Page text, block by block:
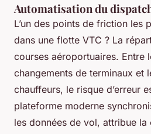
Automatisation du
L’un des points de friction les
dans une flotte VTC ? La
courses aéroportuaires. Entre
changements de terminaux et
chauffeurs, le risque d’erreur
plateforme moderne
les données de vol, attribue